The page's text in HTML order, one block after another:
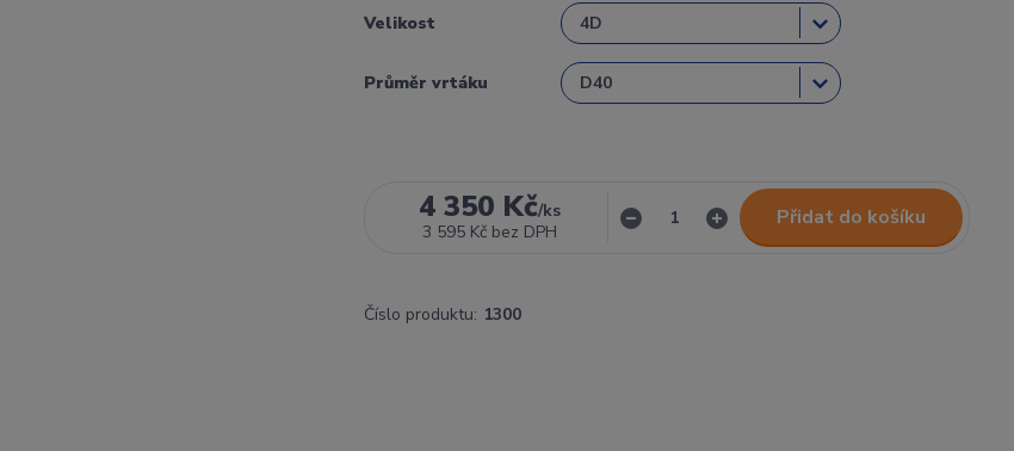
Velikost
Průměr vrtáku
4 350 Kč/ks
3 595 Kč bez DPH
Přidat do košíku
Číslo produktu: 1300